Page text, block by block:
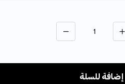
إضافة للسلة